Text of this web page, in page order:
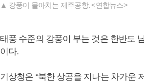
▲ 강풍이 몰아치는 제주공항. <연합뉴스>
태풍 수준의 강풍이 부는 것은 한반도
이다.
기상청은 “북한 상공을 지나는 차가운